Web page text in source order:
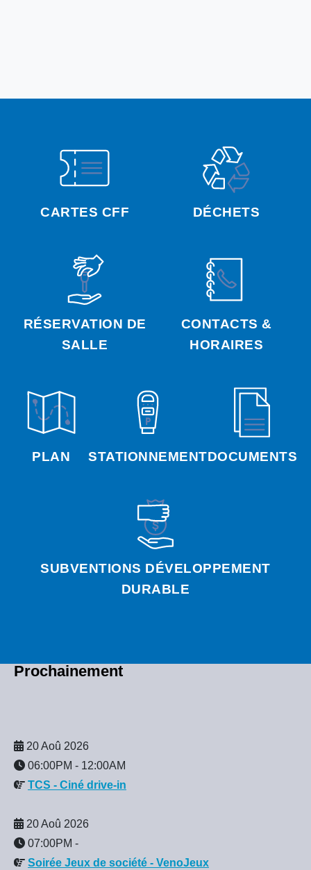
CARTES CFF DÉCHETS
RÉSERVATION DE
SALLE
CONTACTS &
HORAIRES
PLAN STATIONNEMENTDOCUMENTS
SUBVENTIONS DÉVELOPPEMENT
DURABLE
Prochainement
20 Aoû 2026
06:00PM - 12:00AM
TCS - Ciné drive-in
20 Aoû 2026
07:00PM -
Soirée Jeux de société - VenoJeux